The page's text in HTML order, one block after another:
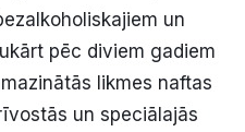
un
pēc diviem gadiem
likmes naftas
un speciālajās